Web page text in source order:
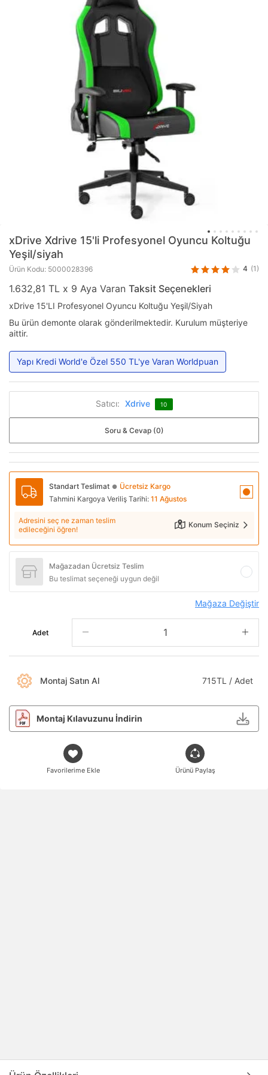
xDrive Xdrive 15'li Profesyonel Oyuncu Koltuğu
Yeşil/siyah
Ürün Kodu: 5000028396 4 (1)
1.632,81 TL x 9 Aya Varan Taksit Seçenekleri
xDrive 15'LI Profesyonel Oyuncu Koltuğu Yeşil/Siyah
Bu ürün demonte olarak gönderilmektedir. Kurulum müşteriye
aittir.
Yapı Kredi World'e Özel 550 TL'ye Varan Worldpuan
Satıcı: Xdrive 10
Soru & Cevap (0)
Standart Teslimat ● Ücretsiz Kargo
Tahmini Kargoya Veriliş Tarihi: 11 Ağustos
Adresini seç ne zaman teslim
edileceğini öğren!
Konum Seçiniz
Mağazadan Ücretsiz Teslim
Bu teslimat seçeneği uygun değil
Mağaza Değiştir
Adet
Montaj Satın Al 715TL / Adet
Montaj Kılavuzunu İndirin
Favorilerime Ekle Ürünü Paylaş